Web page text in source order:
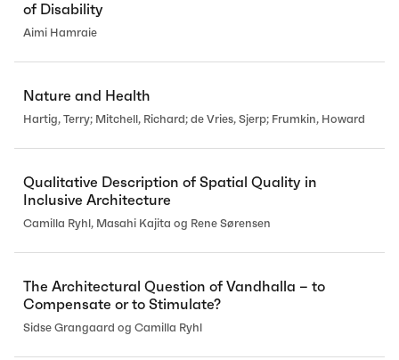
of Disability
Aimi Hamraie
Nature and Health
Hartig, Terry; Mitchell, Richard; de Vries, Sjerp; Frumkin, Howard
Qualitative Description of Spatial Quality in
Inclusive Architecture
Camilla Ryhl, Masahi Kajita og Rene Sørensen
The Architectural Question of Vandhalla – to
Compensate or to Stimulate?
Sidse Grangaard og Camilla Ryhl